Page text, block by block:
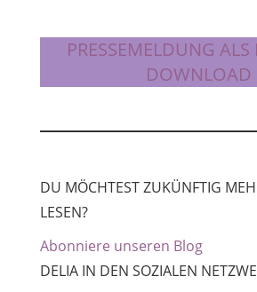
PRESSEMELDUNG
DOWNLOAD
DU MÖCHTEST ZUKÜNFTIG
LESEN?
Abonniere unseren Blog
DELIA IN DEN SOZIALEN